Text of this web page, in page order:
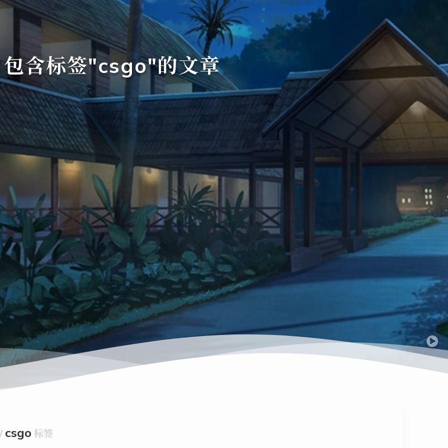
包含标签"csgo"的文章
/ csgo 标签